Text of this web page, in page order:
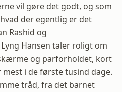
vil gøre det godt, og som
der egentlig er det
Rashid og
Hansen taler roligt om
og parforholdet, kort
i de første tusind dage.
tråd, fra det barnet